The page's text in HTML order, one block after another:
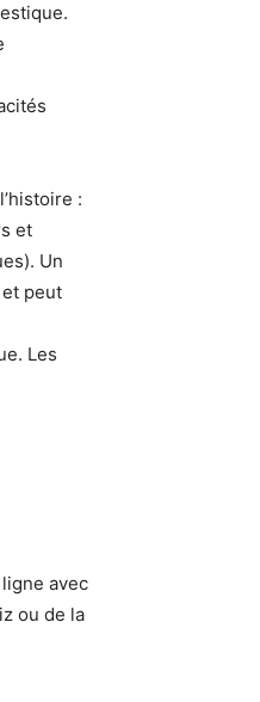
:
et
Un
peut
Les
avec
ou de la